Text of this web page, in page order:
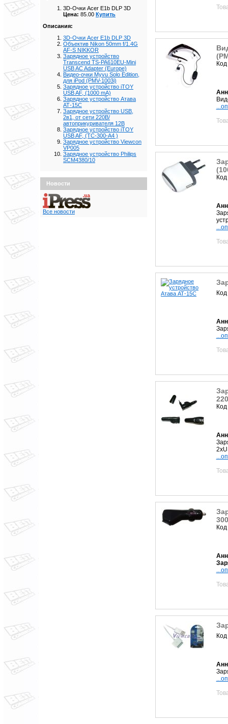
3D-Очки Acer E1b DLP 3D
Цена: 85.00 Купить
Описания:
3D-Очки Acer E1b DLP 3D
Объектив Nikon 50mm f/1.4G
AF-S NIKKOR
Зарядное устройство
Transcend TS-PA610EU-Mini
USB AC Adapter (Europe)
Видео-очки Myvu Solo Edition,
для iPod (PMV-1003i)
Зарядное устройство iTOY
USB AF, (1000 mA)
Зарядное устройство Атава
АТ-15С
Зарядное устройство USB,
2в1, от сети 220В/
автоприкуривателя 12В
Зарядное устройство iTOY
USB AF, (TC-300-A4 )
Зарядное устройство Viewcon
VP005
Зарядное устройство Philips
SCM4380/10
Новости
Все новости